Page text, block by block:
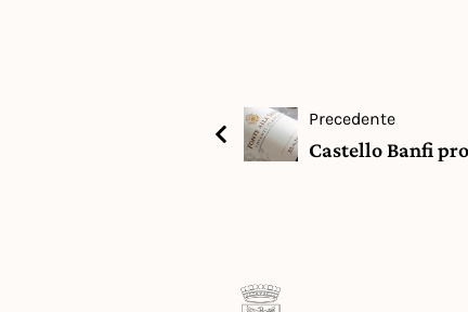
Precedente
Castello Banfi